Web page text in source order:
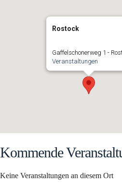
Rostock
Gaffelschonerweg 1 -
Veranstaltungen
Kommende
Keine Veranstaltungen an diesem Ort